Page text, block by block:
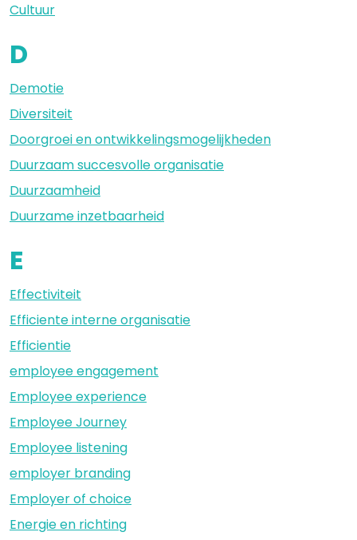
Cultuur
D
Demotie
Diversiteit
Doorgroei en ontwikkelingsmogelijkheden
Duurzaam succesvolle organisatie
Duurzaamheid
Duurzame inzetbaarheid
E
Effectiviteit
Efficiente interne organisatie
Efficientie
employee engagement
Employee experience
Employee Journey
Employee listening
employer branding
Employer of choice
Energie en richting